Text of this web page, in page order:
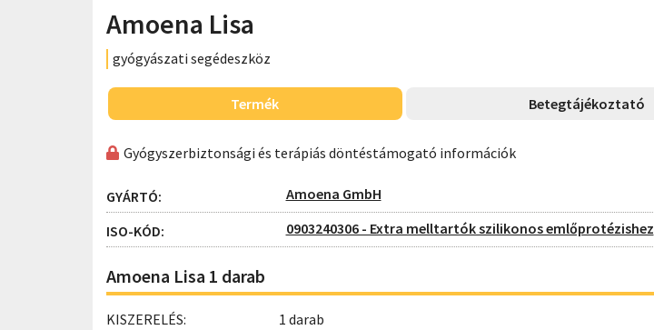
Amoena Lisa
gyógyászati segédeszköz
Termék Betegtájékoztató
Gyógyszerbiztonsági és terápiás döntéstámogató információk
GYÁRTÓ: Amoena GmbH
ISO-KÓD: 0903240306 - Extra melltartók szilikonos emlőprotézishez
Amoena Lisa 1 darab
KISZERELÉS:
1 darab